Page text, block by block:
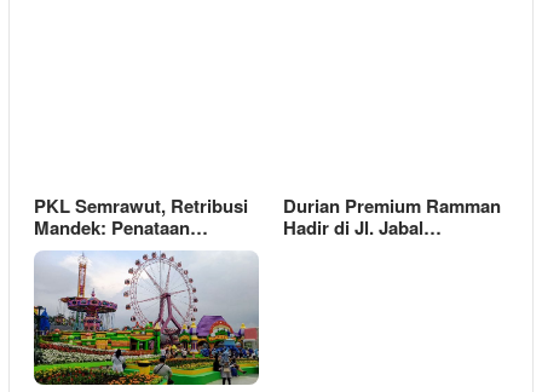
PKL Semrawut, Retribusi
Mandek: Penataan…
Durian Premium Ramman
Hadir di Jl. Jabal…